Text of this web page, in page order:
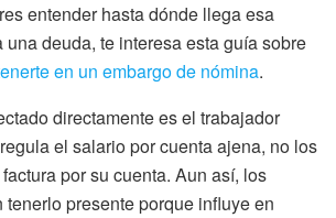
entender hasta dónde llega esa
una deuda, te interesa esta guía sobre
en un embargo de nómina.
directamente es el trabajador
el salario por cuenta ajena, no los
por su cuenta. Aun así, los
presente porque influye en